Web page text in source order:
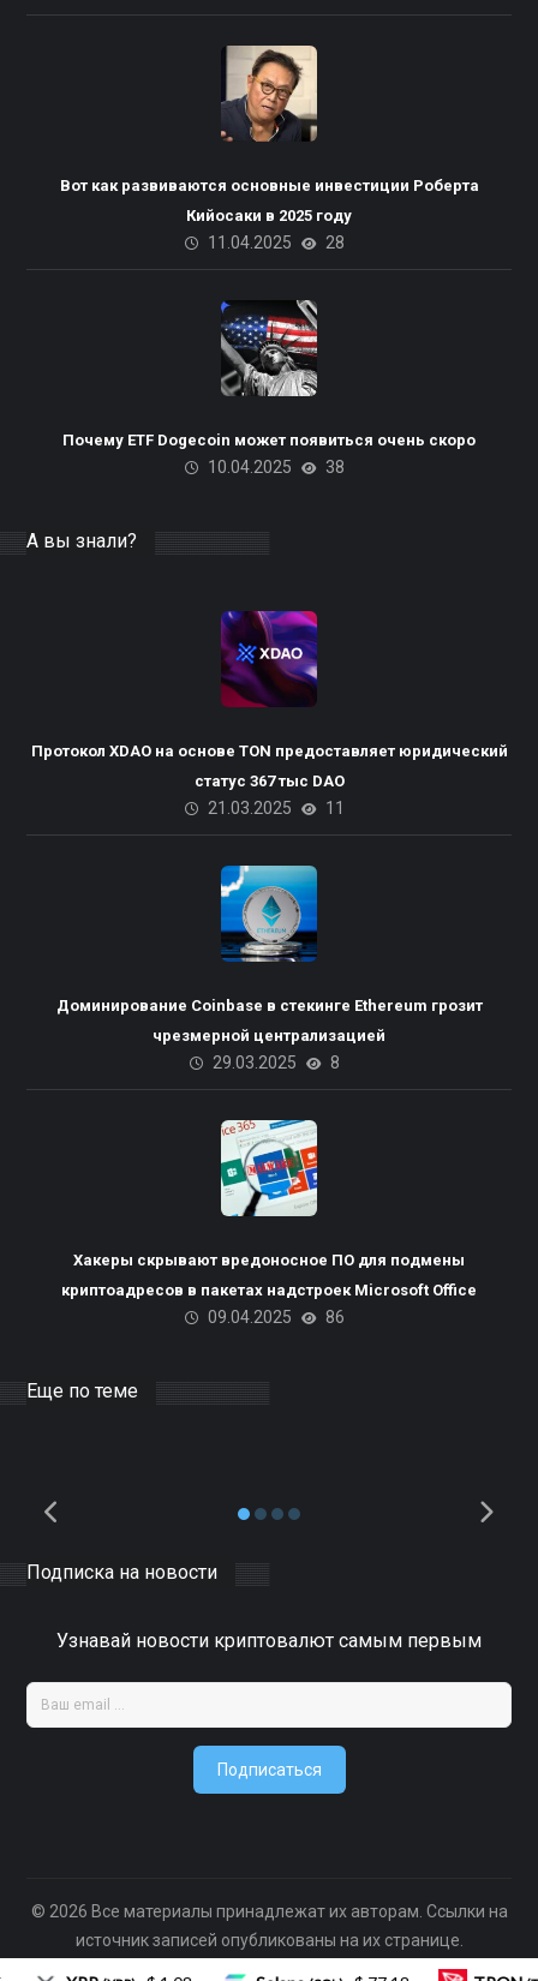
Вот как развиваются основные инвестиции Роберта
Кийосаки в 2025 году
11.04.2025 28
Почему ETF Dogecoin может появиться очень скоро
10.04.2025 38
А вы знали?
Протокол XDAO на основе TON предоставляет юридический
статус 367 тыс DAO
21.03.2025 11
Доминирование Coinbase в стекинге Ethereum грозит
чрезмерной централизацией
29.03.2025 8
Хакеры скрывают вредоносное ПО для подмены
криптоадресов в пакетах надстроек Microsoft Office
09.04.2025 86
Еще по теме
Пакистана планирует
использовать излишки
электроэнергии для
на базе ИИ
Подписка на новости
Узнавай новости криптовалют самым первым
Подписаться
© 2026 Все материалы принадлежат их авторам. Ссылки на
источник записей опубликованы на их странице.
Фотографии взяты из открытых источников.